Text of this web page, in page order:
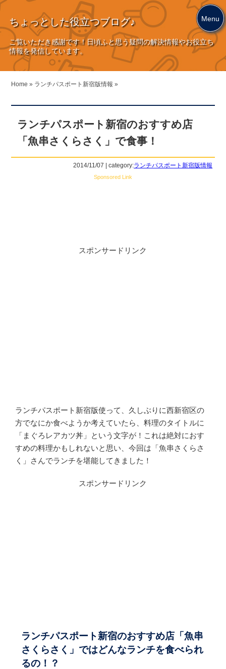
ちょっとした役立つブログ♪
ご覧いただき感謝です！日頃ふと思う疑問の解決情報やお役立ち
情報を発信しています。
Home » ランチパスポート新宿版情報 »
ランチパスポート新宿のおすすめ店
「魚串さくらさく」で食事！
2014/11/07 | category:ランチパスポート新宿版情報
Sponsored Link
スポンサードリンク
ランチパスポート新宿版使って、久しぶりに西新宿区の
方でなにか食べようか考えていたら、料理のタイトルに
「まぐろレアカツ丼」という文字が！これは絶対におす
すめの料理かもしれないと思い、今回は「魚串さくらさ
く」さんでランチを堪能してきました！
スポンサードリンク
ランチパスポート新宿のおすすめ店「魚串
さくらさく」ではどんなランチを食べられ
るの！？
Menu